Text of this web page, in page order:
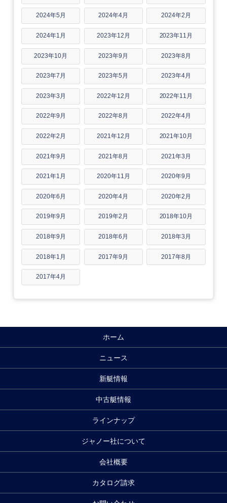
2024年5月 2024年4月 2024年2月
2024年1月 2023年12月 2023年11月
2023年10月 2023年9月 2023年8月
2023年7月 2023年5月 2023年4月
2023年3月 2022年12月 2022年11月
2022年9月 2022年8月 2022年4月
2022年2月 2021年12月 2021年10月
2021年9月 2021年8月 2021年3月
2021年1月 2020年11月 2020年9月
2020年6月 2020年4月 2020年2月
2019年9月 2019年2月 2018年10月
2018年9月 2018年6月 2018年3月
2018年1月 2017年9月 2017年8月
2017年4月
ホーム
ニュース
新艇情報
中古艇情報
ラインナップ
ジャノー社について
会社概要
カタログ請求